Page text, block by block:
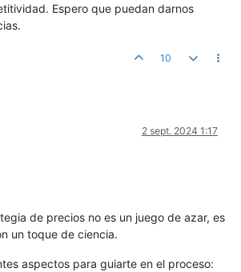
Espero que puedan darnos
10
2 sept. 2024 1:17
de precios no es un juego de azar, es
un toque de ciencia.
aspectos para guiarte en el proceso: